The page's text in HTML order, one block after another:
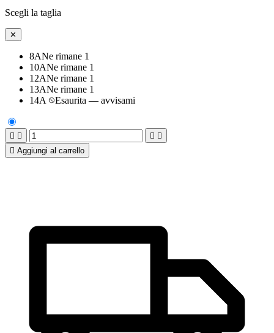
Scegli la taglia
✕
8ANe rimane 1
10ANe rimane 1
12ANe rimane 1
13ANe rimane 1
14A
Esaurita — avvisami
   
 Aggiungi al carrello